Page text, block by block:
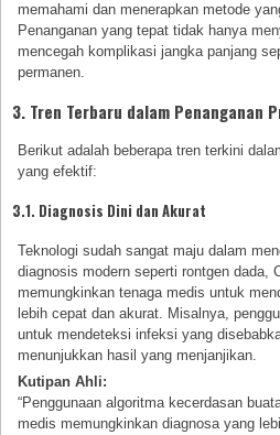
memahami dan menerapkan metode
Penanganan yang tepat tidak hanya
mencegah komplikasi jangka panjang
permanen.
3. Tren Terbaru dalam Penanganan
Berikut adalah beberapa tren terkini
yang efektif:
3.1. Diagnosis Dini dan Akurat
Teknologi sudah sangat maju dalam
diagnosis modern seperti rontgen dada,
memungkinkan tenaga medis untuk
lebih cepat dan akurat. Misalnya,
untuk mendeteksi infeksi yang
menunjukkan hasil yang menjanjikan.
Kutipan Ahli:
“Penggunaan algoritma kecerdasan
medis memungkinkan diagnosa yang